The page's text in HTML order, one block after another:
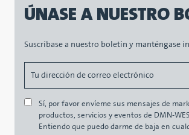
ÚNASE A NUESTRO
Suscríbase a nuestro boletín y manténgase
Sí, por favor envíeme sus mensajes de
productos, servicios y eventos de DMN-
Entiendo que puedo darme de baja en